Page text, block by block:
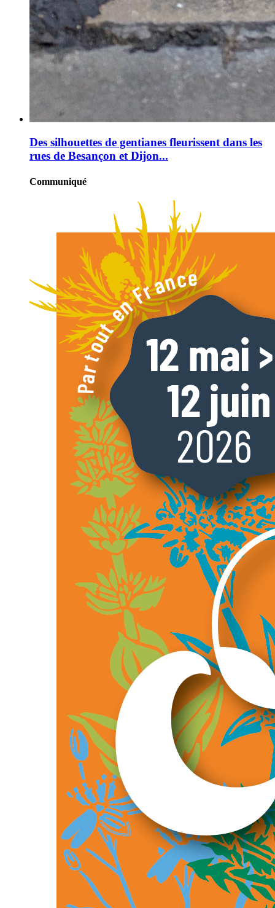
Des silhouettes de gentianes fleurissent dans les
rues de Besançon et Dijon...
Communiqué